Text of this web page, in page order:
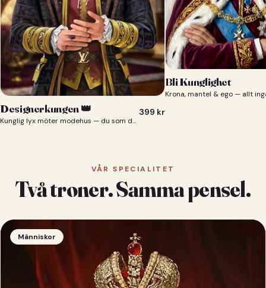
Designerkungen 👑
Kunglig lyx möter modehus — du som designerkung 👑
399 kr
Bli Kunglighet
Krona, mantel & ego — allt
VÅR SPECIALITET
Två troner. Samma pensel.
Människor